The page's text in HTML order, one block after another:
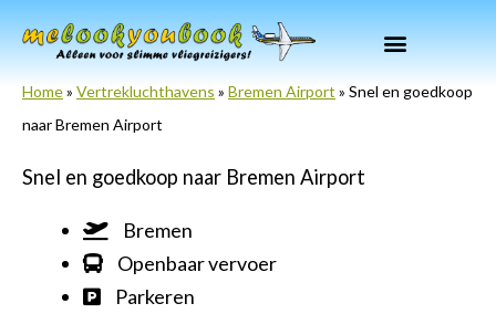
Ga
naar
inhoud
Home» Vertrekluchthavens » Bremen Airport » Snel en goedkoop
naar Bremen Airport
Snel en goedkoop naar Bremen Airport
Bremen
Openbaar vervoer
Parkeren